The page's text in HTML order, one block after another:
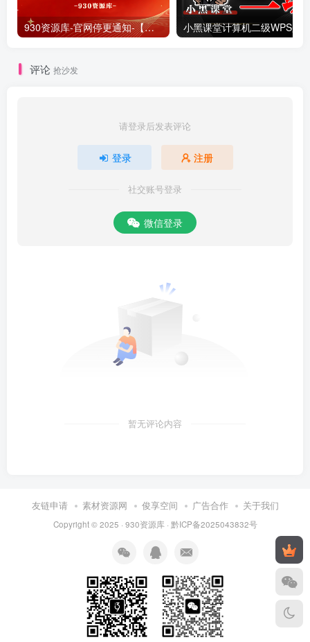
930资源库-官网停更通知-【换在线文档更新-每日更新】
评论 抢沙发
请登录后发表评论
登录 注册
社交账号登录
微信登录
暂无评论内容
友链申请 素材资源网 俊享空间 广告合作 关于我们
Copyright © 2025 · 930资源库· 黔ICP备2025043832号